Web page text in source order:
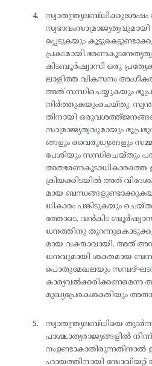
പ്പെടുകയും
കിടബൂർഷ്വാസി ഒരു
ലാളിത്ത വികസനം
അത് സന്ധിചെയ്യുകയും
നിർത്തുകയുംചെയ്തു.
തിനായി
സാമ്രാജ്യത്വവുമായും
ങ്ങളും വൈരുധ്യങ്ങളും
പേശിയും സന്ധിചെയ്തും
അത്ഭരണകൂടാധികാരത്തെ
ക്രിയക്കിടയിൽ അത്
മായ
ധികാരം പങ്കിടുകയും
ത്തോടെ, വൻകിട
ധനത്തിനു
മായ വക്താവായി. അത്
ധനവുമായി ശക്തമായ
പൊതുമേഖലയും
കാര്യവൽക്കരിക്കണമെന്ന
മുഖ്യപ്രേരകശക്തിയും
സ്വാതന്ത്ര്യലബ്ധിയെ
പാശ്ചാത്യരാജ്യങ്ങളിൽ
ഹായത്തിനായി സോവിയറ്റ്